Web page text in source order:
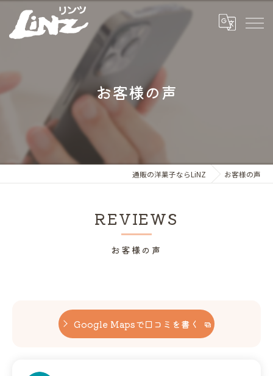
お客様の声
通販の洋菓子ならLiNZ お客様の声
REVIEWS
お客様の声
Google Mapsで口コミを書く